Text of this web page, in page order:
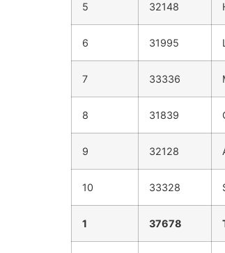
5 32148
6 31995
7 33336
8 31839
9 32128
10 33328
1 37678